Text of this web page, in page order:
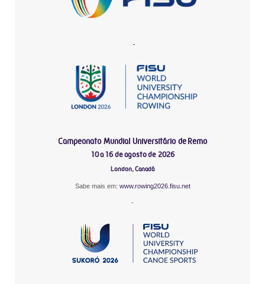
-
Campeonato Mundial Universitário de Remo
10 a 16 de agosto de 2026
London, Canadá
Sabe mais em: www.rowing2026.fisu.net
-